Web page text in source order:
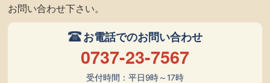
お問い合わせ下さい。
お電話でのお問い合わせ
0737-23-7567
受付時間：平日9時～17時